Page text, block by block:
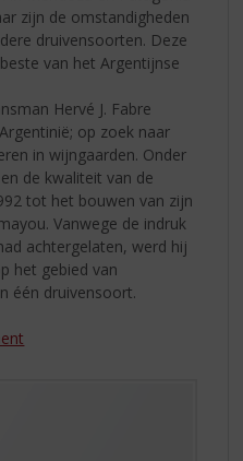
zijn de omstandigheden
druivensoorten. Deze
van het Argentijnse
Hervé J. Fabre
op zoek naar
in wijngaarden. Onder
de kwaliteit van de
tot het bouwen van zijn
Vanwege de indruk
achtergelaten, werd hij
het gebied van
één druivensoort.